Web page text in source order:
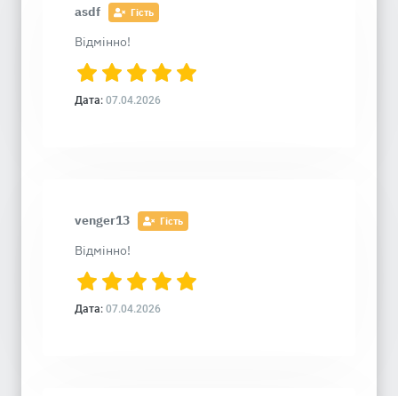
asdf Гість
Відмінно!
Дата: 07.04.2026
venger13 Гість
Відмінно!
Дата: 07.04.2026